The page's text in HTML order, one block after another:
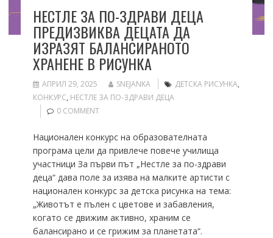
НЕСТЛЕ ЗА ПО-ЗДРАВИ ДЕЦА
ПРЕДИЗВИКВА ДЕЦАТА ДА
ИЗРАЗЯТ БАЛАНСИРАНОТО
ХРАНЕНЕ В РИСУНКА
АПРИЛ 29, 2025 SNEJANKA ДЕТСКА РИСУНКА,
КОНКУРС, НЕСТЛЕ ЗА ПО-ЗДРАВИ ДЕЦА
0 COMMENT
Национален конкурс на образователната
програма цели да привлече повече училища
участници За първи път „Нестле за по-здрави
деца“ дава поле за изява на малките артисти с
национален конкурс за детска рисунка на тема:
„Животът е пълен с цветове и забавления,
когато се движим активно, храним се
балансирано и се грижим за планетата“.